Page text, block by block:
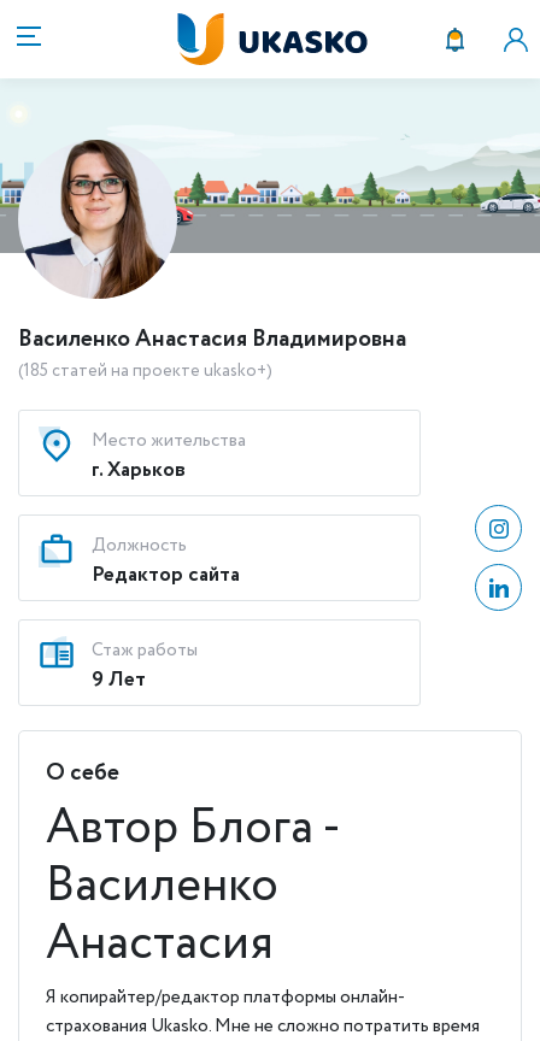
Василенко Анастасия Владимировна
(185 статей на проекте ukasko+)
О себе
Автор Блога -
Василенко
Анастасия
Я копирайтер/редактор платформы онлайн-
страхования Ukasko. Мне не сложно потратить время
Место жительства
г. Харьков
Должность
Редактор сайта
Стаж работы
9 Лет